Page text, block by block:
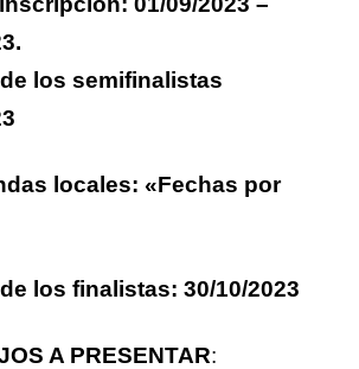
los semifinalistas
locales: «Fechas por
los finalistas: 30/10/2023
A PRESENTAR: